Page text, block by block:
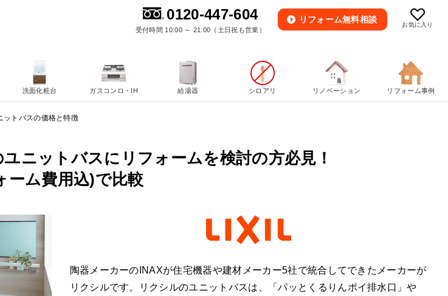
お気に入り
0120-447-604
受付時間 10:00 ～ 21:00（土日祝も営業）
リフォーム無料相談
ットバスの価格と特徴
ニットバスにリフォームを検討の方必見！
ーム費用込)で比較
陶器メーカーのINAXが住宅機器や建材メーカー5社で統合してできたメーカーが
リクシルです。リクシルのユニットバスは、「パッとくるりんポイ排水口」や
洗面化粧台 ガスコンロ・IH 給湯器 シロアリ リノベーション リフォーム事例